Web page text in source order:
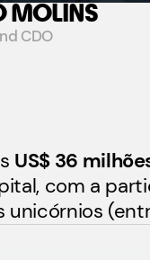
MOLINS
CDO
US$ 36
com a
unicórnios